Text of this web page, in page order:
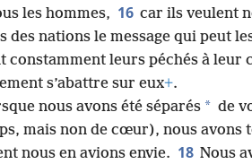
les hommes, 16 car ils veulent
des nations le message qui peut
constamment leurs péchés à leur
s’abattre sur eux+.
nous avons été séparés * de
mais non de cœur), nous avons
nous en avions envie. 18 Nous